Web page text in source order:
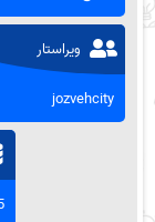
ویراستار
jozvehcity